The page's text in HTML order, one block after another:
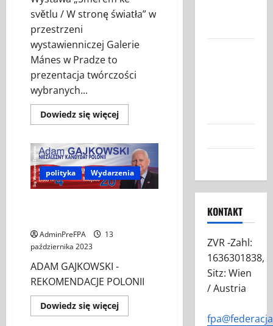
světlu / W stronę światła” w
przestrzeni
wystawienniczej Galerie
Mánes w Pradze to
prezentacja twórczości
wybranych...
Dowiedz się więcejDowiedz
się
W
STRONĘ
ŚWIATŁA
w
przestrzeni
wystawienniczej
polityka Wydarzenia
AdminPreFPA
13
października 2023
ADAM GAJKOWSKI -
REKOMENDACJE POLONII
Dowiedz się więcejDowiedz
się
KONTAKT
ZVR -Zahl:
1636301838,
Sitz: Wien
/ Austria